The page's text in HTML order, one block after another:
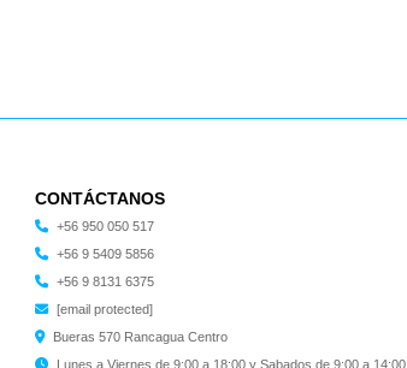
CONTÁCTANOS
+56 950 050 517
+56 9 5409 5856
+56 9 8131 6375
[email protected]
Bueras 570 Rancagua Centro
Lunes a Viernes de 9:00 a 18:00 y Sabados de 9:00 a 14:00